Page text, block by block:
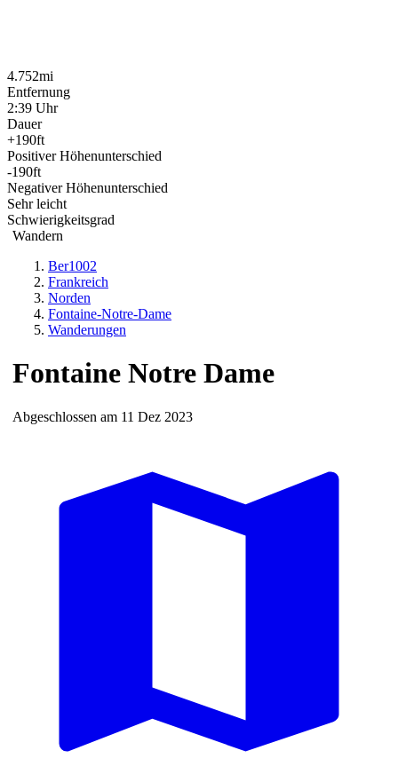
4.752mi
Entfernung
2:39 Uhr
Dauer
+190ft
Positiver Höhenunterschied
-190ft
Negativer Höhenunterschied
Sehr leicht
Schwierigkeitsgrad
Wandern
Ber1002
Frankreich
Norden
Fontaine-Notre-Dame
Wanderungen
Fontaine Notre Dame
Abgeschlossen am 11 Dez 2023